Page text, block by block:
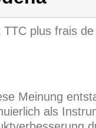
TTC plus frais
Meinung
als